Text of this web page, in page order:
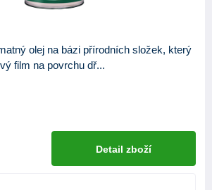
olej na bázi přírodních složek, který
film na povrchu dř...
Detail zboží